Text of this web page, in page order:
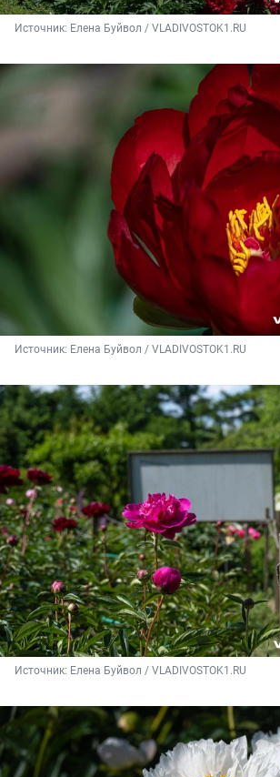
Источник: Елена Буйвол / VLADIVOSTOK1.RU
Источник: Елена Буйвол / VLADIVOSTOK1.RU
Источник: Елена Буйвол / VLADIVOSTOK1.RU